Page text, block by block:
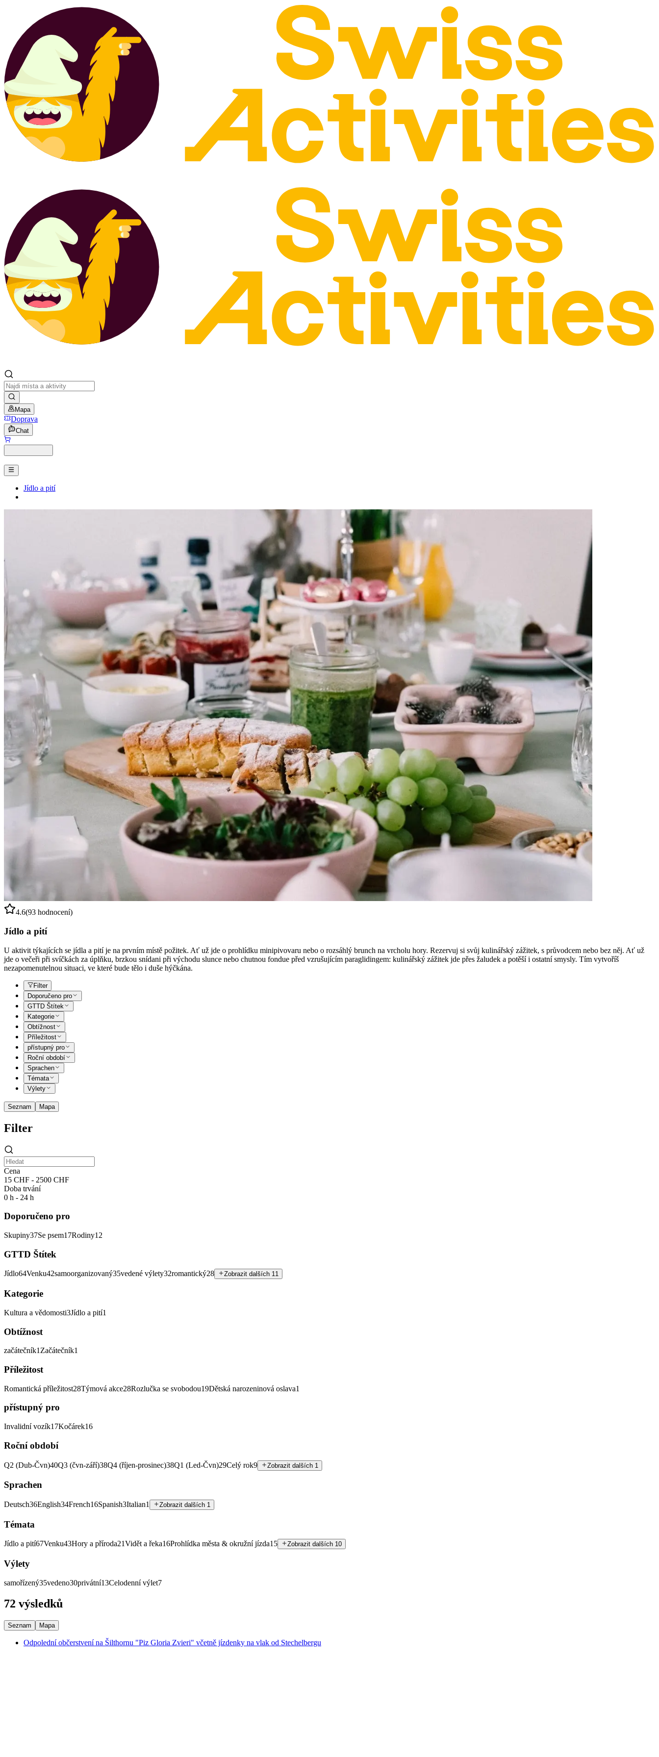
Mapa
Doprava
Chat
Jídlo a pití
4.6(93 hodnocení)
Jídlo a pití
U aktivit týkajících se jídla a pití je na prvním místě požitek. Ať už jde o prohlídku minipivovaru nebo o rozsáhlý brunch na vrcholu hory. Rezervuj si svůj kulinářský zážitek, s průvodcem nebo bez něj. Ať už
jde o večeři při svíčkách za úplňku, brzkou snídani při východu slunce nebo chutnou fondue před vzrušujícím paraglidingem: kulinářský zážitek jde přes žaludek a potěší i ostatní smysly. Tím vytvoříš
nezapomenutelnou situaci, ve které bude tělo i duše hýčkána.
Filter
Doporučeno pro
GTTD Štítek
Kategorie
Obtížnost
Příležitost
přístupný pro
Roční období
Sprachen
Témata
Výlety
Seznam Mapa
Filter
Cena
15 CHF - 2500 CHF
Doba trvání
0 h - 24 h
Doporučeno pro
Skupiny37Se psem17Rodiny12
GTTD Štítek
Jídlo64Venku42samoorganizovaný35vedené výlety32romantický28 Zobrazit dalších 11
Kategorie
Kultura a vědomosti3Jídlo a pití1
Obtížnost
začátečník1 Začátečník1
Příležitost
Romantická příležitost28Týmová akce28Rozlučka se svobodou19Dětská narozeninová oslava1
přístupný pro
Invalidní vozík17Kočárek16
Roční období
Q2 (Dub-Čvn)40Q3 (čvn-září)38Q4 (říjen-prosinec)38Q1 (Led-Čvn)29Celý rok9 Zobrazit dalších 1
Sprachen
Deutsch36English34French16Spanish3Italian1 Zobrazit dalších 1
Témata
Jídlo a pití67Venku43Hory a příroda21Vidět a řeka16Prohlídka města & okružní jízda15 Zobrazit dalších 10
Výlety
samořízený35vedeno30privátní13Celodenní výlet7
72 výsledků
Seznam Mapa
Odpolední občerstvení na Šilthornu "Piz Gloria Zvieri" včetně jízdenky na vlak od Stechelbergu